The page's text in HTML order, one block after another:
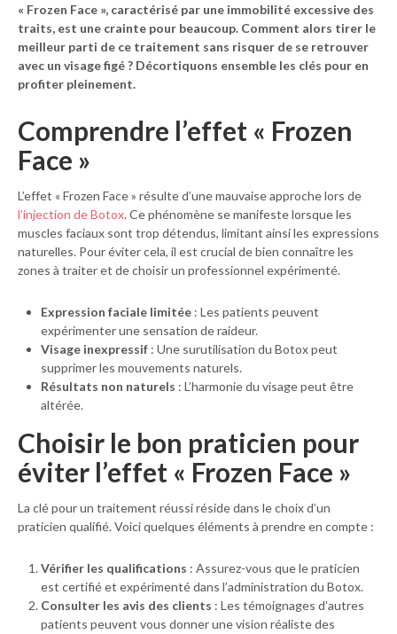
« Frozen Face », caractérisé par une immobilité excessive des
traits, est une crainte pour beaucoup. Comment alors tirer le
meilleur parti de ce traitement sans risquer de se retrouver
avec un visage figé ? Décortiquons ensemble les clés pour en
profiter pleinement.
Comprendre l’effet « Frozen
Face »
L’effet « Frozen Face » résulte d’une mauvaise approche lors de
l’injection de Botox. Ce phénomène se manifeste lorsque les
muscles faciaux sont trop détendus, limitant ainsi les expressions
naturelles. Pour éviter cela, il est crucial de bien connaître les
zones à traiter et de choisir un professionnel expérimenté.
Expression faciale limitée : Les patients peuvent
expérimenter une sensation de raideur.
Visage inexpressif : Une surutilisation du Botox peut
supprimer les mouvements naturels.
Résultats non naturels : L’harmonie du visage peut être
altérée.
Choisir le bon praticien pour
éviter l’effet « Frozen Face »
La clé pour un traitement réussi réside dans le choix d’un
praticien qualifié. Voici quelques éléments à prendre en compte :
Vérifier les qualifications : Assurez-vous que le praticien
est certifié et expérimenté dans l’administration du Botox.
Consulter les avis des clients : Les témoignages d’autres
patients peuvent vous donner une vision réaliste des